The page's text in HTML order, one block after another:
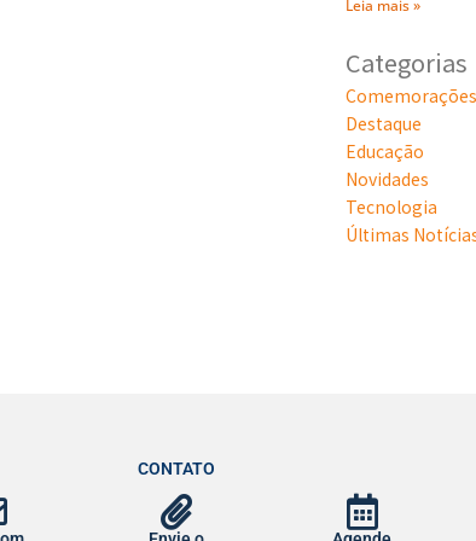
Leia mais »
Categorias
Comemorações
Destaque
Educação
Novidades
Tecnologia
Últimas
CONTATO